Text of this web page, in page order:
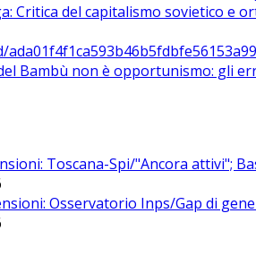
Critica del capitalismo sovietico e
Bambù non è opportunismo: gli
Toscana-Spi/"Ancora attivi";
Osservatorio Inps/Gap di